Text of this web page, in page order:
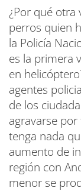
¿Por qué otra
perros quien
la Policía
es la primera
en
agentes
de los
agravarse
tenga nada
aumento de
región con
menor se